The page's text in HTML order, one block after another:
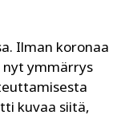
Ilman koronaa
nyt ymmärrys
kuvaa siitä,